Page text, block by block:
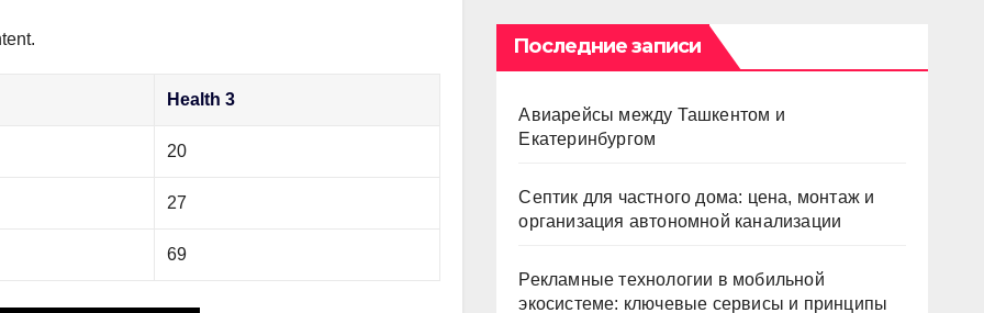
Health 3
20
27
69
Последние записи
Авиарейсы между Ташкентом и
Екатеринбургом
Септик для частного дома: цена, монтаж и
организация автономной канализации
Рекламные технологии в мобильной
экосистеме: ключевые сервисы и принципы